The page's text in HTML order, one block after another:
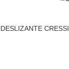
CRESSI